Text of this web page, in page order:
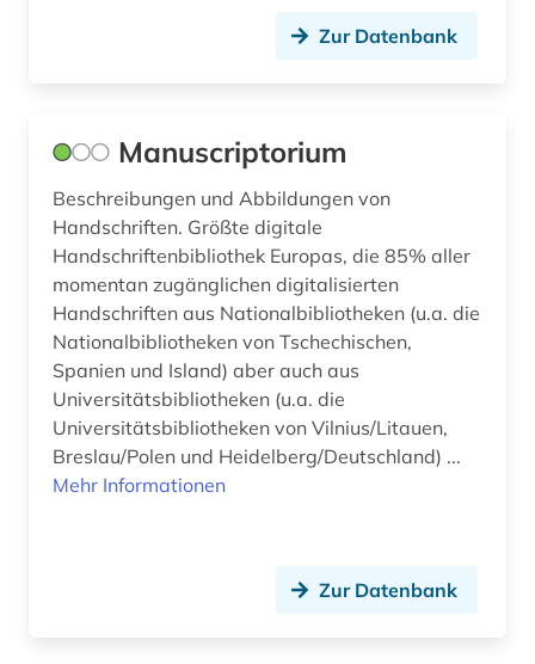
Zur Datenbank
Manuscriptorium
Beschreibungen und Abbildungen von
Handschriften. Größte digitale
Handschriftenbibliothek Europas, die 85% aller
momentan zugänglichen digitalisierten
Handschriften aus Nationalbibliotheken (u.a. die
Nationalbibliotheken von Tschechischen,
Spanien und Island) aber auch aus
Universitätsbibliotheken (u.a. die
Universitätsbibliotheken von Vilnius/Litauen,
Breslau/Polen und Heidelberg/Deutschland) ...
Mehr Informationen
Zur Datenbank